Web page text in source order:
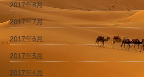
2017年8月
2017年7月
2017年6月
2017年5月
2017年4月